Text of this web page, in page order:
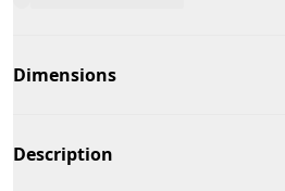
Dimensions
Description